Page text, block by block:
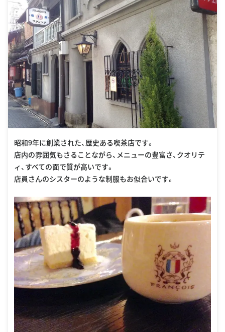
昭和9年に創業された、歴史ある喫茶店です。
店内の雰囲気もさることながら、メニューの豊富さ、クオリテ
ィ、すべての面で質が高いです。
店員さんのシスターのような制服もお似合いです。